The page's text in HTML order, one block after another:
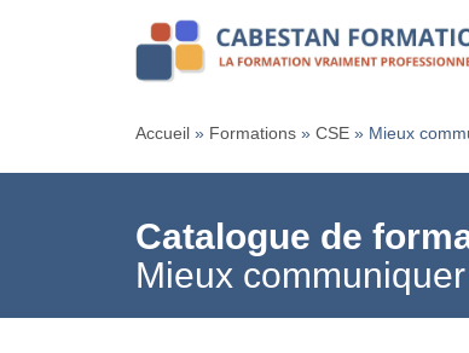
Accueil » Formations » CSE » Mieux
Mieux
Catalogue de